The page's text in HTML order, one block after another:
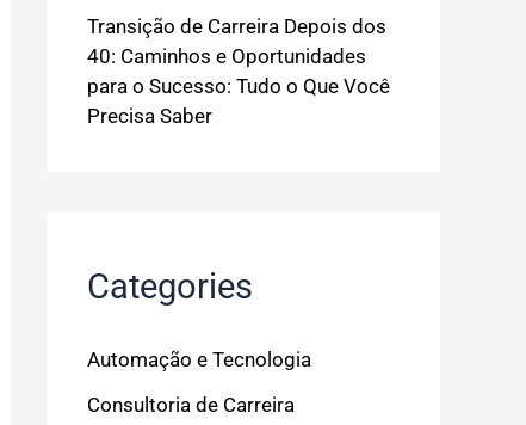
Transição de Carreira Depois dos
40: Caminhos e Oportunidades
para o Sucesso: Tudo o Que Você
Precisa Saber
Categories
Automação e Tecnologia
Consultoria de Carreira